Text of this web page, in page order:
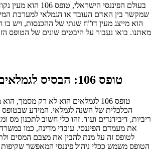
בעולם הפיננסי
שמקשר בין האדם העובד או הגמלאי למערכת
הוא מייצג מעין דו”ח שנתי של ההכנסות, ויש
מאתנו. בואו נעבור על היבטים שונים של הטופס
טופס 106: הבסיס לגמלאים ועובדי מדינה
טופס 106 לגמלאים הוא לא רק
הכלכלית של השנה לגמלאי. המידע שבטופס
ריביות, דיבידנדים ועוד. זהו כלי חשוב לתכנון מס
את מעמדם הפיננסי. עובדי מדינה, כמו במשרד
לטופס זה על מנת להבין את מצבם המסים
הטופס משמש ככלי ניהול פיננסי המאפשר שקיפות